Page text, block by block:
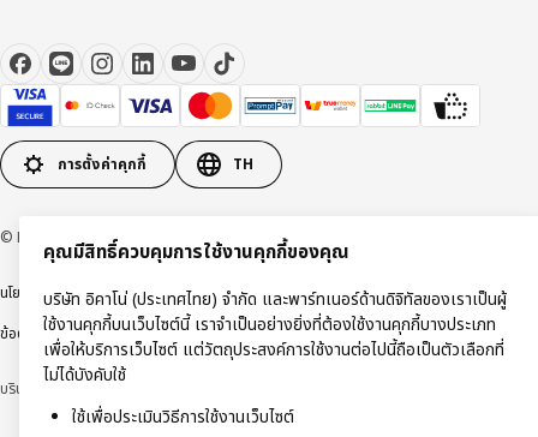
การตั้งค่าคุกกี้ TH
© Inter IKEA Systems B.V 1999-2026
นโยบายการคุ้มครองข้อมูลส่วนบุคคลนโยบายการใช้งานคุกกี้ข้อตกลงการใช้งาน
ข้อตกลงการซื้อสินค้า
บริษัท อิคาโน่ (ประเทศไทย) จำกัด (ทะเบียนเลขที่ 0105550011416)
คุณมีสิทธิ์ควบคุมการใช้งานคุกกี้ของคุณ
บริษัท อิคาโน่ (ประเทศไทย) จำกัด และพาร์ทเนอร์ด้านดิจิทัลของเราเป็นผู้
ใช้งานคุกกี้บนเว็บไซต์นี้ เราจำเป็นอย่างยิ่งที่ต้องใช้งานคุกกี้บางประเภท
เพื่อให้บริการเว็บไซต์ แต่วัตถุประสงค์การใช้งานต่อไปนี้ถือเป็นตัวเลือกที่
ไม่ได้บังคับใช้
ใช้เพื่อประเมินวิธีการใช้งานเว็บไซต์